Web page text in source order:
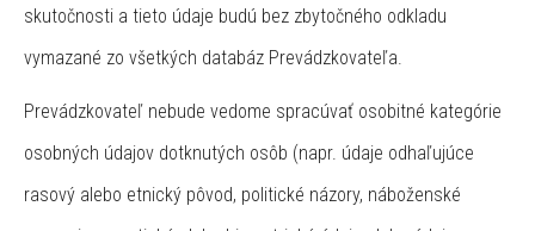
skutočnosti a tieto údaje budú bez zbytočného odkladu
vymazané zo všetkých databáz Prevádzkovateľa.
Prevádzkovateľ nebude vedome spracúvať osobitné kategórie
osobných údajov dotknutých osôb (napr. údaje odhaľujúce
rasový alebo etnický pôvod, politické názory, náboženské